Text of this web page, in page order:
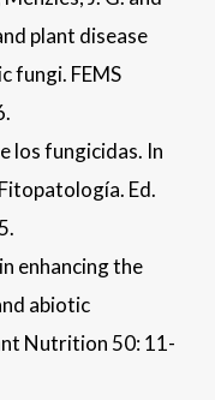
plant disease
fungi. FEMS
los fungicidas. In
Ed.
enhancing the
abiotic
Nutrition 50: 11-